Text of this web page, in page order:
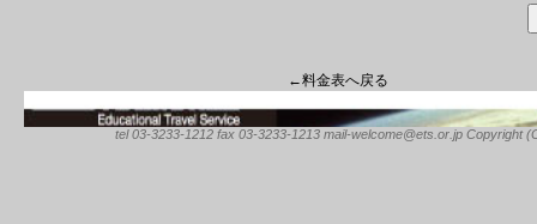
←料金表へ戻る
tel 03-3233-1212 fax 03-3233-1213 mail-welcome@ets.or.jp Copyright